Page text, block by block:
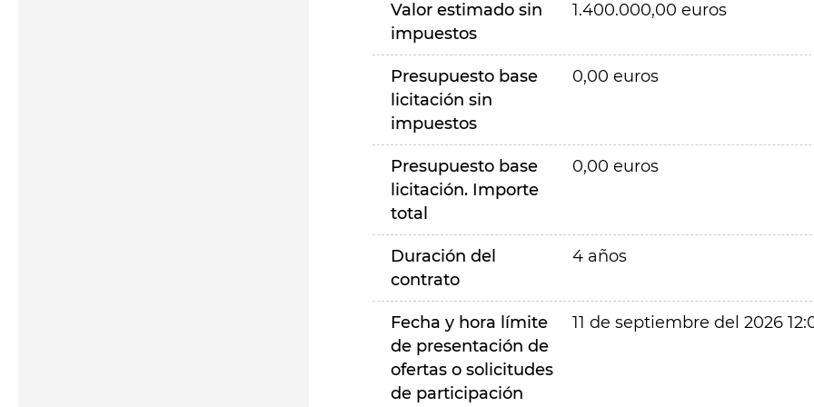
Valor estimado sin
impuestos
1.400.000,00 euros
Presupuesto base
licitación sin
impuestos
0,00 euros
Presupuesto base
licitación. Importe
total
0,00 euros
Duración del
contrato
4 años
Fecha y hora límite
de presentación de
ofertas o solicitudes
de participación
11 de septiembre del 2026